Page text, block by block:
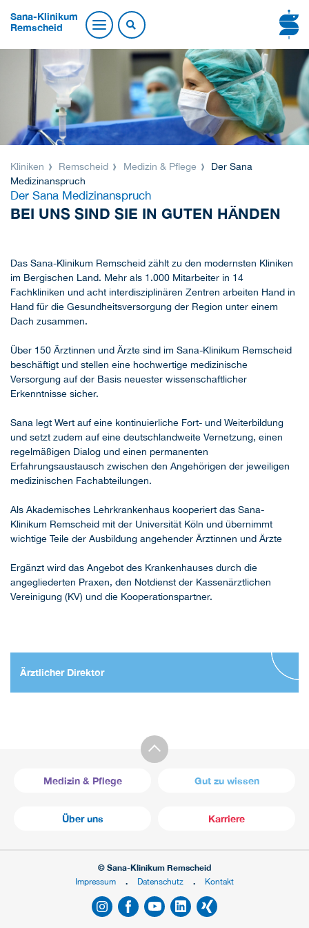
Sana-Klinikum
Remscheid
Kliniken Remscheid Medizin & Pflege
Der Sana
Medizinanspruch
Der Sana Medizinanspruch
BEI UNS SIND SIE IN GUTEN HÄNDEN
Das Sana-Klinikum Remscheid zählt zu den modernsten Kliniken
im Bergischen Land. Mehr als 1.000 Mitarbeiter in 14
Fachkliniken und acht interdisziplinären Zentren arbeiten Hand in
Hand für die Gesundheitsversorgung der Region unter einem
Dach zusammen.
Über 150 Ärztinnen und Ärzte sind im Sana-Klinikum Remscheid
beschäftigt und stellen eine hochwertige medizinische
Versorgung auf der Basis neuester wissenschaftlicher
Erkenntnisse sicher.
Sana legt Wert auf eine kontinuierliche Fort- und Weiterbildung
und setzt zudem auf eine deutschlandweite Vernetzung, einen
regelmäßigen Dialog und einen permanenten
Erfahrungsaustausch zwischen den Angehörigen der jeweiligen
medizinischen Fachabteilungen.
Als Akademisches Lehrkrankenhaus kooperiert das Sana-
Klinikum Remscheid mit der Universität Köln und übernimmt
wichtige Teile der Ausbildung angehender Ärztinnen und Ärzte
Ergänzt wird das Angebot des Krankenhauses durch die
angegliederten Praxen, den Notdienst der Kassenärztlichen
Vereinigung (KV) und die Kooperationspartner.
Ärztlicher Direktor
Medizin & Pflege Gut zu wissen
Über uns Karriere
© Sana-Klinikum Remscheid
Impressum
Datenschutz Kontakt